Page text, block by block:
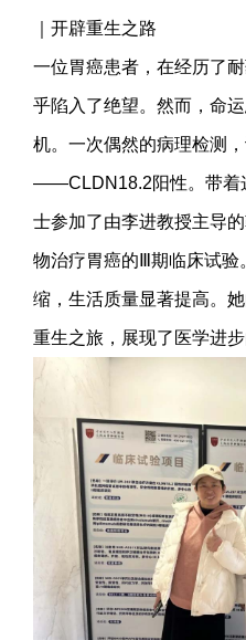
｜开辟重生之路
一位胃癌患者，在经历了
乎陷入了绝望。然而，命
机。一次偶然的病理检测
——CLDN18.2阳性。带着
士参加了由李进教授主导
物治疗胃癌的Ⅲ期临床试验
缩，生活质量显著提高。
重生之旅，展现了医学进步